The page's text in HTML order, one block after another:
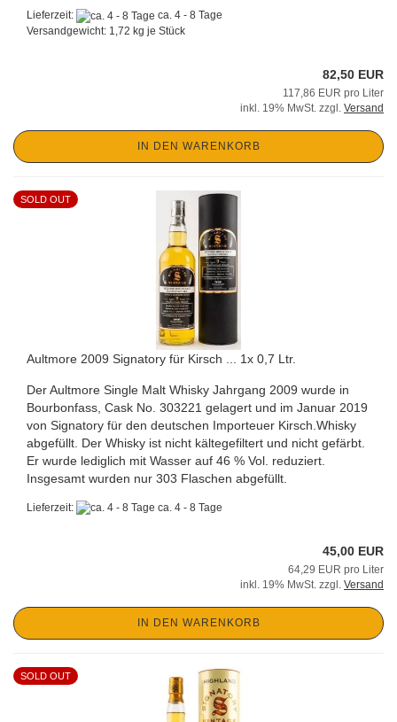
Lieferzeit:
ca. 4 - 8 Tage
Versandgewicht: 1,72 kg je Stück
82,50 EUR
117,86 EUR pro Liter
inkl. 19% MwSt. zzgl. Versand
IN DEN WARENKORB
SOLD OUT
Aultmore 2009 Signatory für Kirsch ... 1x 0,7 Ltr.
Der Aultmore Single Malt Whisky Jahrgang 2009 wurde in
Bourbonfass, Cask No. 303221 gelagert und im Januar 2019
von Signatory für den deutschen Importeuer Kirsch.Whisky
abgefüllt. Der Whisky ist nicht kältegefiltert und nicht gefärbt.
Er wurde lediglich mit Wasser auf 46 % Vol. reduziert.
Insgesamt wurden nur 303 Flaschen abgefüllt.
Lieferzeit: ca. 4 - 8 Tage
45,00 EUR
64,29 EUR pro Liter
inkl. 19% MwSt. zzgl. Versand
IN DEN WARENKORB
SOLD OUT